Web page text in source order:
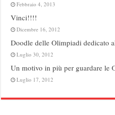
Febbraio 4, 2013
Vinci!!!!
Dicembre 16, 2012
Doodle delle Olimpiadi dedicato
Luglio 30, 2012
Un motivo in più per guardare le
Luglio 17, 2012